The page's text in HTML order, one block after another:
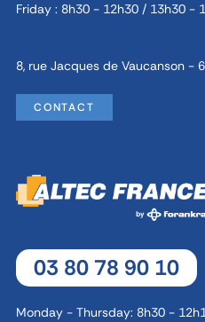
Friday : 8h30 - 12h30 / 13h30 -
8, rue Jacques de Vaucanson -
CONTACT
03 80 78 90 10
Monday - Thursday: 8h30 -